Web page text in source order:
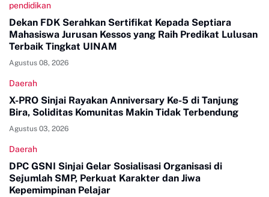
pendidikan
Dekan FDK Serahkan Sertifikat Kepada Septiara
Mahasiswa Jurusan Kessos yang Raih Predikat Lulusan
Terbaik Tingkat UINAM
Agustus 08, 2026
Daerah
X-PRO Sinjai Rayakan Anniversary Ke-5 di Tanjung
Bira, Soliditas Komunitas Makin Tidak Terbendung
Agustus 03, 2026
Daerah
DPC GSNI Sinjai Gelar Sosialisasi Organisasi di
Sejumlah SMP, Perkuat Karakter dan Jiwa
Kepemimpinan Pelajar